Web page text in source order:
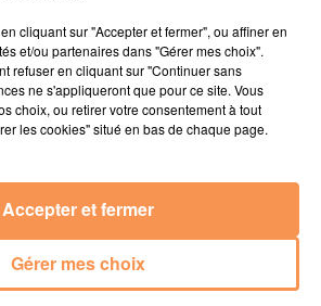
cliquant sur "Accepter et fermer", ou affiner en
et/ou partenaires dans "Gérer mes choix".
refuser en cliquant sur "Continuer sans
ne s'appliqueront que pour ce site. Vous
choix, ou retirer votre consentement à tout
les cookies" situé en bas de chaque page.
Gérer mes choix
Accepter et fermer